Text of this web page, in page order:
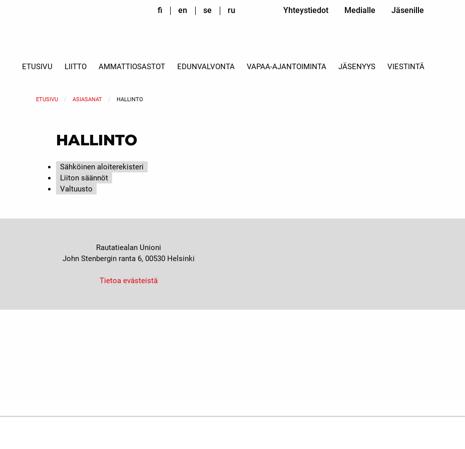
Yhteystiedot Medialle Jäsenille
fi en se ru
ETUSIVU LIITTO AMMATTIOSASTOT EDUNVALVONTA VAPAA-AJANTOIMINTA JÄSENYYS VIESTINTÄ
ETUSIVU ASIASANAT HALLINTO
HALLINTO
Sähköinen aloiterekisteri
Liiton säännöt
Valtuusto
Rautatiealan Unioni
John Stenbergin ranta 6, 00530 Helsinki
Tietoa evästeistä